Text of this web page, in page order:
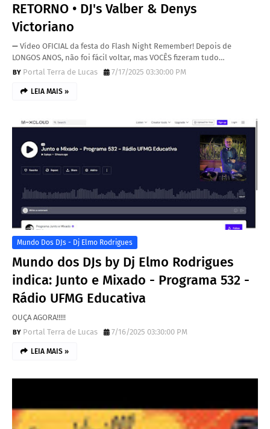
RETORNO • DJ's Valber & Denys
Victoriano
➖ Vídeo OFICIAL da festa do Flash Night Remember! Depois de
LONGOS ANOS, não foi fácil voltar, mas VOCÊS fizeram tudo…
Portal Terra de Lucas
7/17/2025 03:30:00 PM
LEIA MAIS »
Mundo Dos DJs - Dj Elmo Rodrigues
Mundo dos DJs by Dj Elmo Rodrigues
indica: Junto e Mixado - Programa 532 -
Rádio UFMG Educativa
OUÇA AGORA!!!!!
Portal Terra de Lucas
7/16/2025 03:30:00 PM
LEIA MAIS »